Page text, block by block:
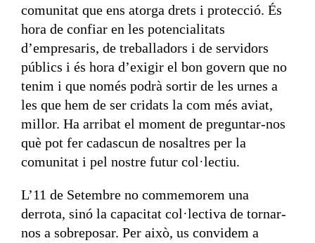
comunitat que ens atorga drets i protecció. És
hora de confiar en les potencialitats
d’empresaris, de treballadors i de servidors
públics i és hora d’exigir el bon govern que no
tenim i que només podrà sortir de les urnes a
les que hem de ser cridats la com més aviat,
millor. Ha arribat el moment de preguntar-nos
què pot fer cadascun de nosaltres per la
comunitat i pel nostre futur col·lectiu.
L’11 de Setembre no commemorem una
derrota, sinó la capacitat col·lectiva de tornar-
nos a sobreposar. Per això, us convidem a